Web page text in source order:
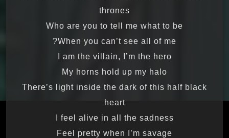
thrones
Who are you to tell me what to be
When you can’t see all of me?
I am the villain, I’m the hero
My horns hold up my halo
There’s light inside the dark of this half black
heart
I feel alive in all the sadness
Feel pretty when I’m savage